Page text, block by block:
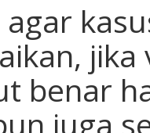
benar
juga